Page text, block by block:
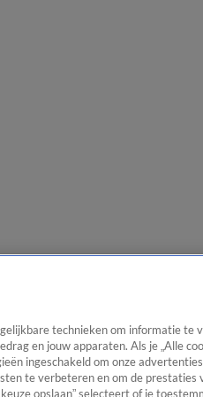
technieken om informatie te
en jouw apparaten. Als je „Alle
ingeschakeld om onze
te verbeteren en om de prestaties
opslaan” selecteert of je